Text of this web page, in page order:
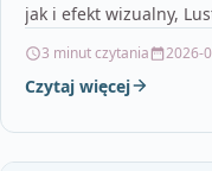
jak i efekt wizualny,
3 minut czytania 2026-
Czytaj więcej